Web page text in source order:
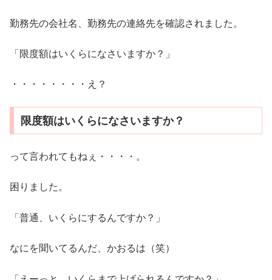
勤務先の会社名、勤務先の連絡先を確認されました。
「限度額はいくらになさいますか？」
・・・・・・・・え？
限度額はいくらになさいますか？
って言われてもねぇ・・・・。
困りました。
「普通、いくらにするんですか？」
なにを聞いてるんだ、かおるは（笑）